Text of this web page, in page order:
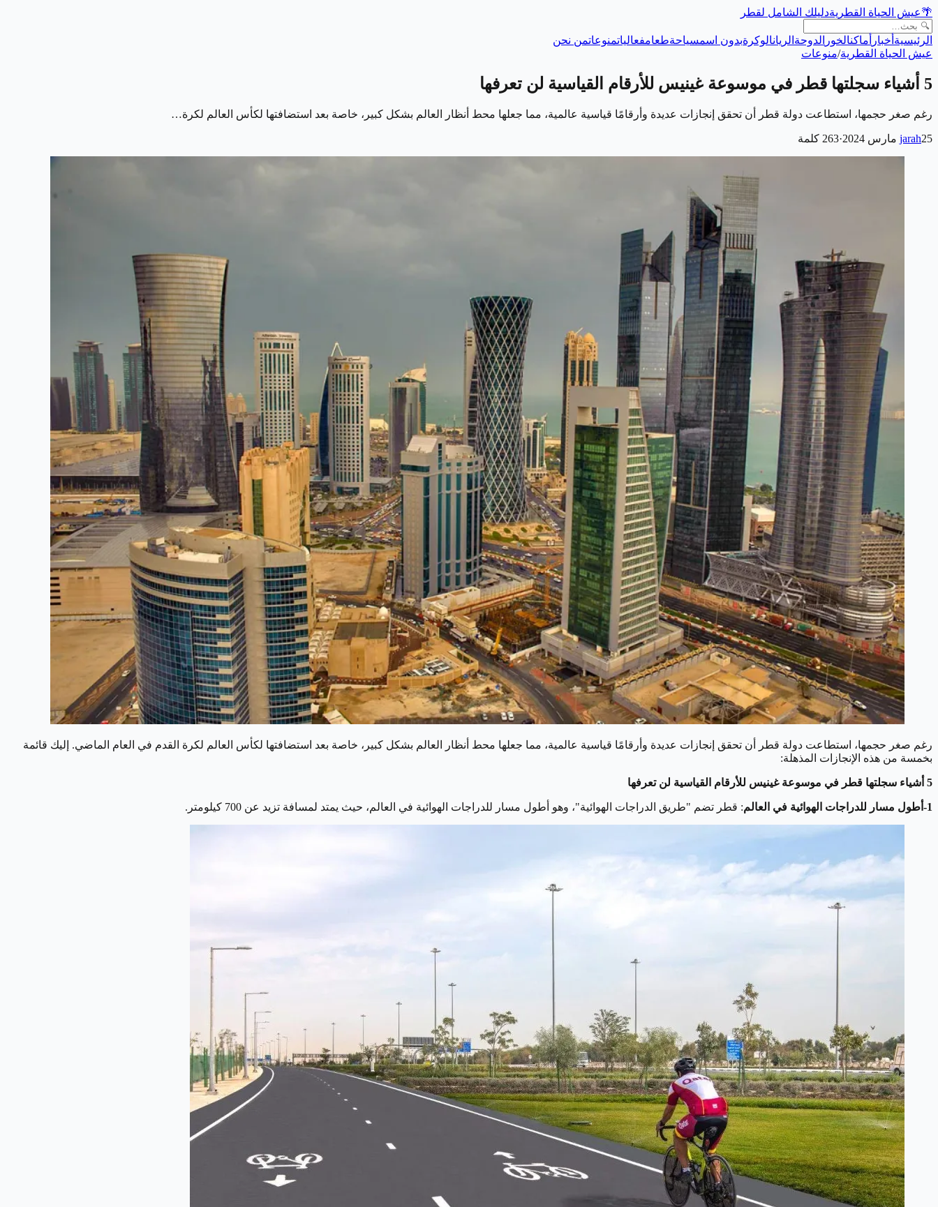
🌴عيش الحياة القطريةدليلك الشامل لقطر
الرئيسية أخبار أماكنالخور الدوحة الريانالوكرةبدون اسمسياحةطعامفعالياتمنوعاتمن نحن
عيش الحياة القطرية/منوعات
5 أشياء سجلتها قطر في موسوعة غينيس للأرقام القياسية لن تعرفها
رغم صغر حجمها، استطاعت دولة قطر أن تحقق إنجازات عديدة وأرقامًا قياسية عالمية، مما جعلها محط أنظار العالم بشكل كبير، خاصة بعد استضافتها لكأس العالم لكرة…
jarah25 مارس 2024 ·
263 كلمة
رغم صغر حجمها، استطاعت دولة قطر أن تحقق إنجازات عديدة وأرقامًا قياسية عالمية، مما جعلها محط أنظار العالم بشكل كبير، خاصة بعد استضافتها لكأس العالم لكرة القدم في العام الماضي. إليك قائمة
بخمسة من هذه الإنجازات المذهلة:
5 أشياء سجلتها قطر في موسوعة غينيس للأرقام القياسية لن تعرفها
1-أطول مسار للدراجات الهوائية في العالم : قطر تضم "طريق الدراجات الهوائية"، وهو أطول مسار للدراجات الهوائية في العالم، حيث يمتد لمسافة تزيد عن 700 كيلومتر.